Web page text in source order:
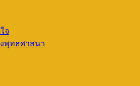
จ
พุทธศาสนา